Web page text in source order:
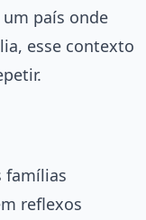
país onde
esse contexto
famílias
reflexos